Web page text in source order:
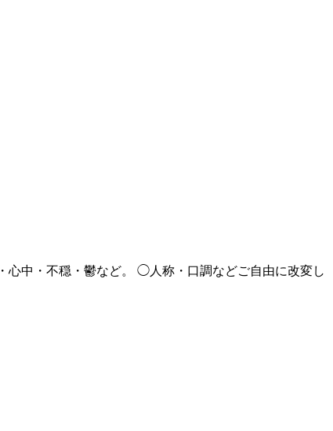
中・不穏・鬱など。 ◯人称・口調などご自由に改変し